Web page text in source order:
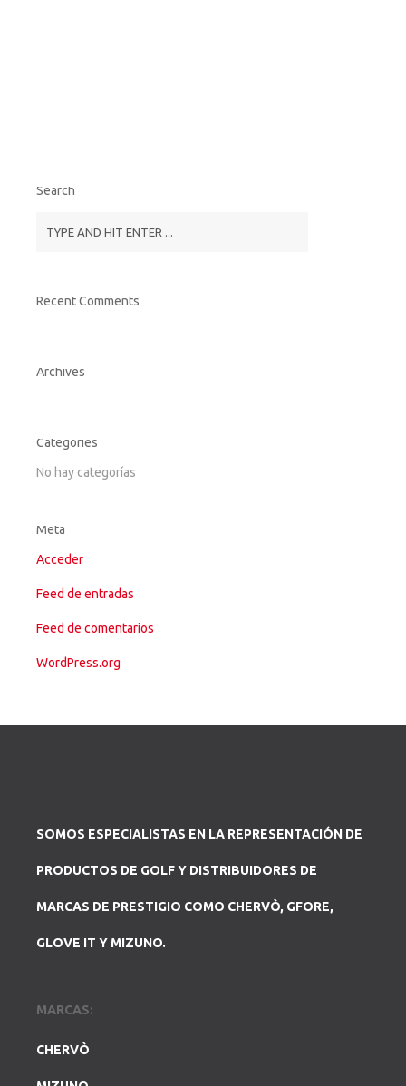
Search
Recent Comments
Archives
Categories
No hay categorías
Meta
Acceder
Feed de entradas
Feed de comentarios
WordPress.org
SOMOS ESPECIALISTAS EN LA REPRESENTACIÓN DE
PRODUCTOS DE GOLF Y DISTRIBUIDORES DE
MARCAS DE PRESTIGIO COMO CHERVÒ, GFORE,
GLOVE IT Y MIZUNO.
MARCAS:
CHERVÒ